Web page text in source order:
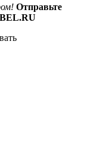
Отправьте